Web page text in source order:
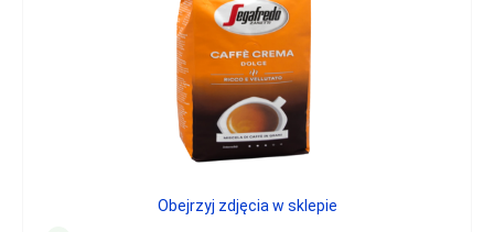
Obejrzyj zdjęcia w sklepie